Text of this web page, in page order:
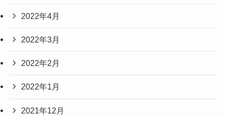
2022年4月
2022年3月
2022年2月
2022年1月
2021年12月